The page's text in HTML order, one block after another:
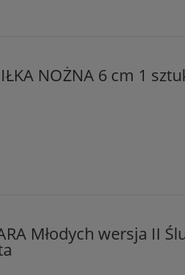
NOŻNA 6 cm 1
Młodych wersja II